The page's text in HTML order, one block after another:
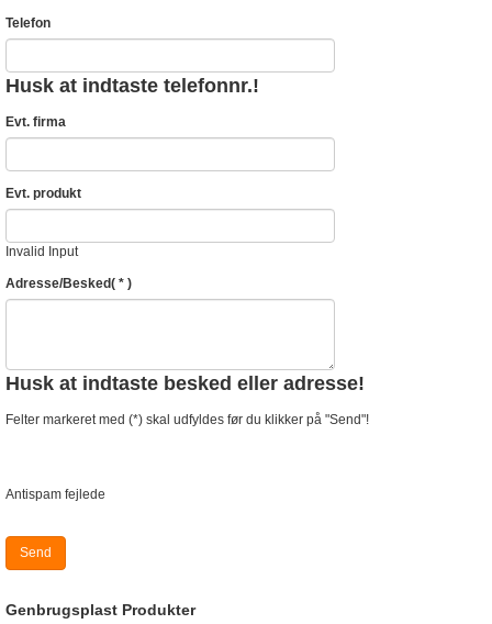
Telefon
Husk at indtaste telefonnr.!
Evt. firma
Evt. produkt
Invalid Input
Adresse/Besked( * )
Husk at indtaste besked eller adresse!
Felter markeret med (*) skal udfyldes før du klikker på "Send"!
Antispam fejlede
Send
Genbrugsplast Produkter